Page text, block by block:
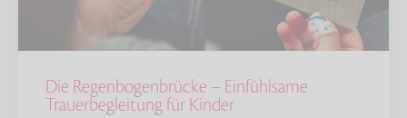
Die Regenbogenbrücke – Einfühlsame
Trauerbegleitung für Kinder